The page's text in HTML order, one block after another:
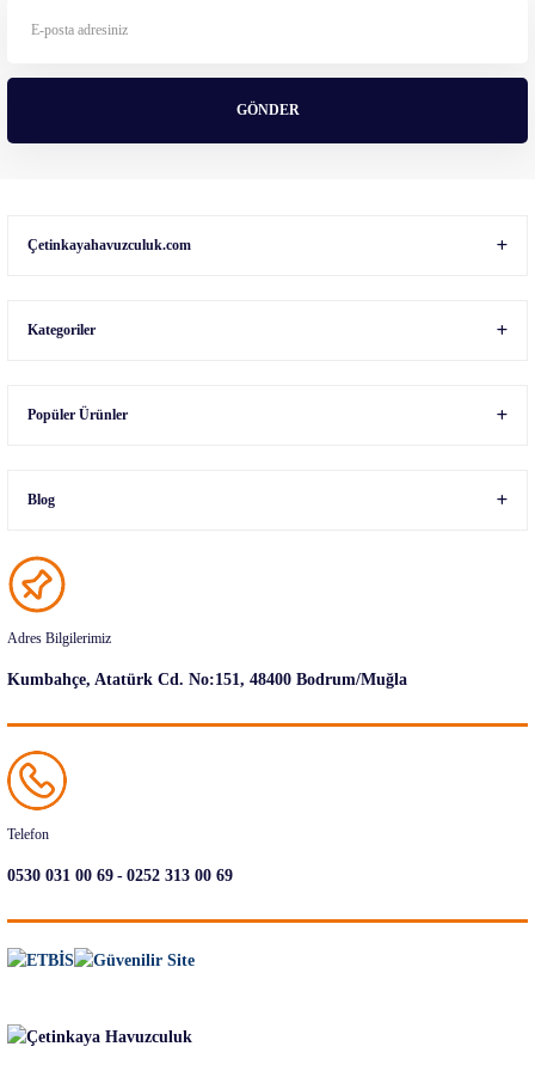
Ürün fiyatı diğer sitelerden daha pahalı.
GÖNDER
Çetinkayahavuzculuk.com
Kategoriler
Popüler Ürünler
Blog
Adres Bilgilerimiz
Kumbahçe, Atatürk Cd. No:151, 48400 Bodrum/Muğla
Telefon
0530 031 00 69-0252 313 00 69